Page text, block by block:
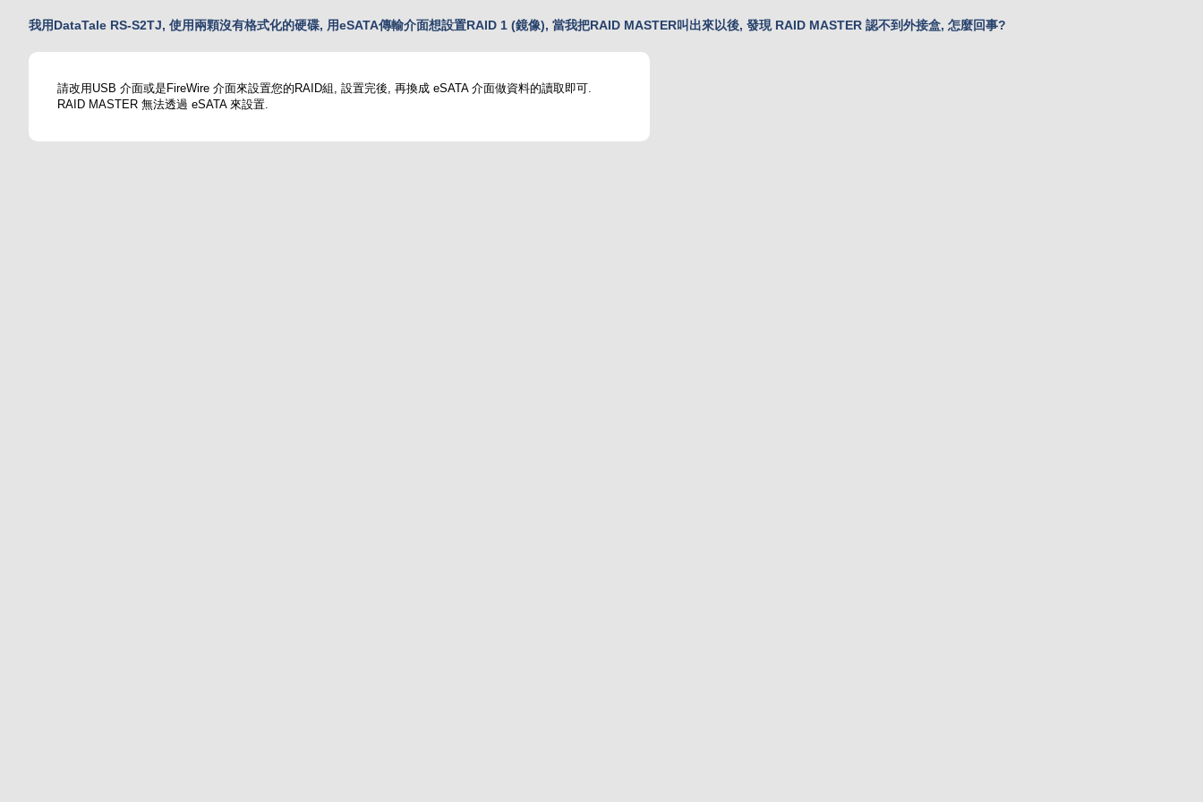
我用DataTale RS-S2TJ, 使用兩顆沒有格式化的硬碟, 用eSATA傳輸介面想設置RAID 1 (鏡像), 當我把RAID MASTER叫出來以後, 發現 RAID MASTER 認不到外接盒, 怎麼回事?
請改用USB 介面或是FireWire 介面來設置您的RAID組, 設置完後, 再換成 eSATA 介面做資料的讀取即可.
RAID MASTER 無法透過 eSATA 來設置.